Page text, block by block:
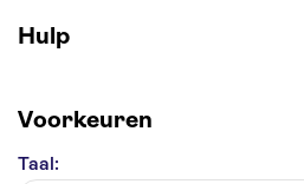
Hulp
Voorkeuren
Taal: